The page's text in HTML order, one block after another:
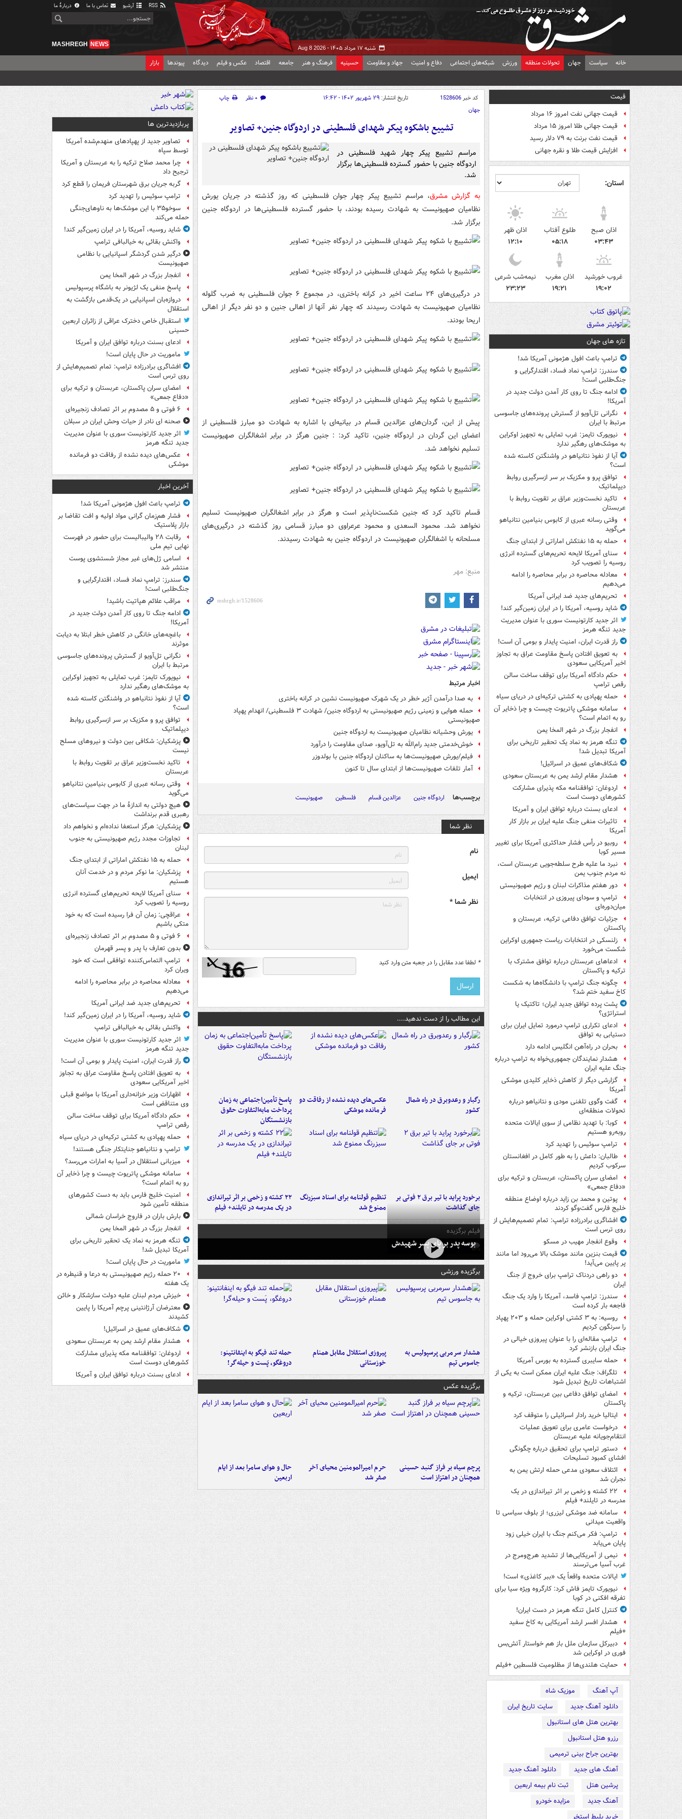
آرشیو تماس با ما دربارهٔ ما
شنبه ۱۷ مرداد ۱۴۰۵ - Aug 8 2026
MASHREGH NEWS
خانه سیاست جهان تحولات منطقه ورزش شبکه‌های اجتماعی دفاع و امنیت جهاد و مقاومت حسینیه فرهنگ و هنر جامعه اقتصاد عکس و فیلم دیدگاه پیوندها بازار
قیمت
قیمت جهانی نفت امروز ۱۶ مرداد
قیمت جهانی طلا امروز ۱۵ مرداد
قیمت نفت برنت به ۷۹ دلار رسید
افزایش قیمت طلا و نقره جهانی
استان:
اذان صبح
۰۳:۴۳
طلوع آفتاب
۰۵:۱۸
اذان ظهر
۱۲:۱۰
غروب خورشید
۱۹:۰۲
اذان مغرب
۱۹:۲۱
نیمه‌شب شرعی
۲۳:۲۳
تازه های جهان
ترامپ باعث افول هژمونی آمریکا شد!
سندرز: ترامپ نماد فساد، اقتدارگرایی و
جنگ‌طلبی است!
ادامه جنگ تا روی کار آمدن دولت جدید در
آمریکا!
نگرانی تل‌آویو از گسترش پرونده‌های جاسوسی
مرتبط با ایران
نیویورک تایمز: غرب تمایلی به تجهیز اوکراین
به موشک‌های رهگیر ندارد
آیا از نفوذ نتانیاهو در واشنگتن کاسته شده
است؟
توافق پرو و مکزیک بر سر ازسرگیری روابط
دیپلماتیک
تاکید نخست‌وزیر عراق بر تقویت روابط با
عربستان
وقتی رسانه عبری از کابوس بنیامین نتانیاهو
می‌گوید
حمله به ۱۵ نفتکش‌ اماراتی از ابتدای جنگ
سنای آمریکا لایحه تحریم‌های گسترده انرژی
روسیه را تصویب کرد
معادله محاصره در برابر محاصره را ادامه
می‌دهیم
تحریم‌های جدید ضد ایرانی آمریکا
شاید روسیه، آمریکا را در ایران زمین‌گیر کند!
اثر جدید کارتونیست سوری با عنوان مدیریت
جدید تنگه هرمز
راز قدرت ایران، امنیت پایدار و بومی آن است!
به تعویق افتادن پاسخ مقاومت عراق به تجاوز
اخیر آمریکایی سعودی
حکم دادگاه آمریکا برای توقف ساخت سالن
رقص ترامپ
حمله پهپادی به کشتی ترکیه‌ای در دریای سیاه
سامانه موشکی پاتریوت چیست و چرا ذخایر آن
رو به اتمام است؟
انفجار بزرگ در شهر المخا یمن
تنگه هرمز به نماد یک تحقیر تاریخی برای
آمریکا تبدیل شد!
شکاف‌های عمیق در اسرائیل!
هشدار مقام ارشد یمن به عربستان سعودی
اردوغان: توافقنامه مکه پذیرای مشارکت
کشورهای دوست است
ادعای بسنت درباره توافق ایران و آمریکا
تاثیرات منفی جنگ علیه ایران بر بازار کار
آمریکا
روبیو در رأس فشار حداکثری آمریکا برای تغییر
مسیر کوبا
نبرد ما علیه طرح سلطه‌جویی عربستان است،
نه مردم جنوب یمن
دور هفتم مذاکرات لبنان و رژیم صهیونیستی
ترامپ و سودای پیروزی در انتخابات
میان‌دوره‌ای
جزئیات توافق دفاعی ترکیه، عربستان و
پاکستان
زلنسکی در انتخابات ریاست جمهوری اوکراین
شکست می‌خورد
ادعاهای عربستان درباره توافق مشترک با
ترکیه و پاکستان
چگونه جنگ ترامپ با دانشگاه‌ها به شکست
کاخ سفید ختم شد؟
پشت پرده توافق جدید ایران؛ تاکتیک یا
استراتژی؟
ادعای تکراری ترامپ درمورد تمایل ایران برای
دستیابی به توافق
بحران در راه‌آهن انگلیس ادامه دارد
هشدار نمایندگان جمهوری‌خواه به ترامپ درباره
جنگ علیه ایران
گزارشی دیگر از کاهش ذخایر کلیدی موشکی
آمریکا
گفت وگوی تلفنی مودی و نتانیاهو درباره
تحولات منطقه‌ای
کوبا: با تهدید نظامی از سوی ایالات متحده
روبه‌رو هستیم
ترامپ سوئیس را تهدید کرد
طالبان: داعش را به طور کامل در افغانستان
سرکوب کردیم
امضای سران پاکستان، عربستان و ترکیه برای
«دفاع جمعی»
پوتین و محمد بن زاید درباره اوضاع منطقه
خلیج فارس گفت‌وگو کردند
افشاگری برادرزاده ترامپ: تمام تصمیم‌هایش از
روی ترس است
وقوع انفجار مهیب در مسکو
قیمت بنزین مانند موشک بالا می‌رود اما مانند
پر پایین می‌آید!
دو راهی دردناک ترامپ برای خروج از جنگ
ایران
سندرز: ترامپ فاسد، آمریکا را وارد یک جنگ
فاجعه بار کرده است
روسیه: به ۳ کشتی اوکراین حمله و ۲۰۳ پهپاد
را سرنگون کردیم
ترامپ مقاله‌ای را با عنوان پیروزی خیالی در
جنگ ایران بازنشر کرد
حمله سایبری گسترده به بورس آمریکا
تلگراف: جنگ علیه ایران ممکن است به یکی از
اشتباهات تاریخ تبدیل شود
امضای توافق دفاعی بین عربستان، ترکیه و
پاکستان
ایتالیا خرید رادار اسرائیلی را متوقف کرد
درخواست عامری برای تعویق عملیات
انتقام‌جویانه علیه عربستان
دستور ترامپ برای تحقیق درباره چگونگی
افشای کمبود تسلیحات
ائتلاف سعودی مدعی حمله ارتش یمن به
نجران شد
۲۲ کشته و زخمی بر اثر تیراندازی در یک
مدرسه در تایلند+ فیلم
سامانه ضد موشکی لیزری؛ از بلوف سیاسی تا
واقعیت میدانی
ترامپ: فکر می‌کنم جنگ با ایران خیلی زود
پایان می‌یابد
نیمی از آمریکایی‌ها از تشدید هرج‌ومرج در
غرب آسیا می‌ترسند
ایالات متحده واقعاً یک «ببر کاغذی» است!
نیویورک تایمز فاش کرد: کارگروه ویژه سیا برای
تفرقه افکنی در کوبا
کنترل کامل تنگه هرمز در دست ایران!
هشدار افسر ارشد آمریکایی به کاخ سفید
+فیلم
دبیرکل سازمان ملل باز هم خواستار آتش‌بس
فوری در اوکراین شد
حمایت هلندی‌ها از مظلومیت فلسطین +فیلم
آپ آهنگ
موزیک شاه
دانلود آهنگ جدید
سایت تاریخ ایران
بهترین هتل های استانبول
رزرو هتل استانبول
بهترین جراح بینی ترمیمی
آهنگ های جدید
دانلود آهنگ جدید
پرشین هتل
ثبت نام بیمه اربعین
آهنگ جدید
مزایده خودرو
کد خبر1528606 تاریخ انتشار: ۲۹ شهریور ۱۴۰۲ - ۱۶:۴۲ ۰ نظر
چاپ
جهان
تشییع باشکوه پیکر شهدای فلسطینی در اردوگاه جنین+ تصاویر
مراسم تشییع پیکر چهار شهید فلسطینی در
اردوگاه جنین با حضور گسترده فلسطینی‌ها برگزار
شد.
به گزارش مشرق، مراسم تشییع پیکر چهار جوان فلسطینی که روز گذشته در جریان یورش
نظامیان صهیونیست به شهادت رسیده بودند، با حضور گسترده‌ فلسطینی‌ها در اردوگاه جنین
برگزار شد.
در درگیری‌های ۲۴ ساعت اخیر در کرانه باختری، در مجموع ۶ جوان فلسطینی به ضرب گلوله
نظامیان صهیونیست به شهادت رسیدند که چهار نفر آنها از اهالی جنین و دو نفر دیگر از اهالی
اریحا بودند.
پیش از این، گردان‌های عزالدین قسام در بیانیه‌ای با اشاره به شهادت دو مبارز فلسطینی از
اعضای این گردان در اردوگاه جنین، تاکید کرد: : جنین هرگز در برابر اشغالگران صهیونیست
تسلیم نخواهد شد.
قسام تاکید کرد که جنین شکست‌ناپذیر است و هرگز در برابر اشغالگران صهیونیست تسلیم
نخواهد شد. محمود السعدی و محمود عرعراوی دو مبارز قسامی روز گذشته در درگیری‌های
مسلحانه با اشغالگران صهیونیست در اردوگاه جنین به شهادت رسیدند.
منبع: مهر
اخبار مرتبط
به صدا درآمدن آژیر خطر در یک شهرک صهیونیست نشین در کرانه باختری
حمله هوایی و زمینی رژیم صهیونیستی به اردوگاه جنین/ شهادت ۳ فلسطینی/ انهدام پهپاد
صهیونیستی
یورش وحشیانه نظامیان صهیونیست به اردوگاه جنین
خوش‌خدمتی جدید رام‌الله به تل‌آویو، صدای مقاومت را درآورد
فیلم/یورش صهیونیست‌ها به ساکنان اردوگاه جنین با بولدوزر
آمار تلفات صهیونیست‌ها از ابتدای سال تا کنون
برچسب‌ها اردوگاه جنین عزالدین قسام فلسطین صهیونیست
نظر شما
نام
ایمیل
نظر شما *
* لطفا عدد مقابل را در جعبه متن وارد کنید
این مطالب را از دست ندهید....
رگبار و رعدوبرق در راه شمال
کشور
عکس‌های دیده نشده از رفاقت دو
فرمانده‌ موشکی
پاسخ تأمین‌اجتماعی به زمان
پرداخت مابه‌التفاوت حقوق
بازنشستگان
برخورد پراید با تیر برق ۲ فوتی بر
جای گذاشت
تنظیم قولنامه برای اسناد سبزرنگ
ممنوع شد
۲۲ کشته و زخمی بر اثر تیراندازی
در یک مدرسه در تایلند+ فیلم
فیلم برگزیده
بوسه‌ پدر بر پای پسر شهیدش
برگزیده ورزشی
هشدار سرمربی پرسپولیس به
جاسوس تیم
پیروزی استقلال مقابل همنام
خوزستانی
حمله تند فیگو به اینفانتینو:
دروغگو، پَست‌ و حیله‌گر!
برگزیده عکس
پرچم سیاه بر فراز گنبد حسینی
همچنان در اهتزاز است
حرم امیرالمومنین محیای آخر
صفر شد
حال و هوای سامرا بعد از ایام
اربعین
پربازدیدترین ها
تصاویر جدید از پهپادهای منهدم‌شده آمریکا
توسط سپاه
چرا محمد صلاح ترکیه را به عربستان و آمریکا
ترجیح داد
گربه جریان برق شهرستان فریمان را قطع کرد
ترامپ سوئیس را تهدید کرد
سوخو۳۵ با این موشک‌ها به ناوهای‌جنگی
حمله می‌کند
شاید روسیه، آمریکا را در ایران زمین‌گیر کند!
واکنش بقائی به خیالبافی ترامپ
درگیر شدن گردشگر اسپانیایی با نظامی
صهیونیست
انفجار بزرگ در شهر المخا یمن
پاسخ منفی یک لژیونر به باشگاه پرسپولیس
دروازه‌بان اسپانیایی در یک‌قدمی بازگشت به
استقلال
استقبال خاص دخترک عراقی از زائران اربعین
حسینی
ادعای بسنت درباره توافق ایران و آمریکا
ماموریت در حال پایان است!
افشاگری برادرزاده ترامپ: تمام تصمیم‌هایش از
روی ترس است
امضای سران پاکستان، عربستان و ترکیه برای
«دفاع جمعی»
۶ فوتی و ۵ مصدوم بر اثر تصادف زنجیره‌ای
صحنه ای نادر از حیات وحش ایران در سبلان
اثر جدید کارتونیست سوری با عنوان مدیریت
جدید تنگه هرمز
عکس‌های دیده نشده از رفاقت دو فرمانده‌
موشکی
آخرین اخبار
ترامپ باعث افول هژمونی آمریکا شد!
فشار هم‌زمان گرانی مواد اولیه و افت تقاضا بر
بازار پلاستیک
رقابت ۲۸ والیبالیست برای حضور در فهرست
نهایی تیم ملی
اسامی ژل‌های غیر مجاز شستشوی پوست
منتشر شد
سندرز: ترامپ نماد فساد، اقتدارگرایی و
جنگ‌طلبی است!
مراقب علائم هپاتیت باشید!
ادامه جنگ تا روی کار آمدن دولت جدید در
آمریکا!
باغچه‌های خانگی در کاهش خطر ابتلا به دیابت
موثرند
نگرانی تل‌آویو از گسترش پرونده‌های جاسوسی
مرتبط با ایران
نیویورک تایمز: غرب تمایلی به تجهیز اوکراین
به موشک‌های رهگیر ندارد
آیا از نفوذ نتانیاهو در واشنگتن کاسته شده
است؟
توافق پرو و مکزیک بر سر ازسرگیری روابط
دیپلماتیک
پزشکیان: شکافی بین دولت و نیروهای مسلح
نیست
تاکید نخست‌وزیر عراق بر تقویت روابط با
عربستان
وقتی رسانه عبری از کابوس بنیامین نتانیاهو
می‌گوید
هیچ دولتی به اندازۀ ما در جهت سیاست‌های
رهبری قدم برنداشت
پزشکیان: هرگز استعفا نداده‌ام و نخواهم داد
تجاوزات مجدد رژیم صهیونیستی به جنوب
لبنان
حمله به ۱۵ نفتکش‌ اماراتی از ابتدای جنگ
پزشکیان: ما نوکر مردم و در خدمت آنان
هستیم
سنای آمریکا لایحه تحریم‌های گسترده انرژی
روسیه را تصویب کرد
عراقچی: زمان آن فرا رسیده است که به خود
متکی باشیم
۶ فوتی و ۵ مصدوم بر اثر تصادف زنجیره‌ای
بدون تعارف با پدر و پسر قهرمان
ترامپ التماس‌کننده توافقی است که خود
ویران کرد
معادله محاصره در برابر محاصره را ادامه
می‌دهیم
تحریم‌های جدید ضد ایرانی آمریکا
شاید روسیه، آمریکا را در ایران زمین‌گیر کند!
واکنش بقائی به خیالبافی ترامپ
اثر جدید کارتونیست سوری با عنوان مدیریت
جدید تنگه هرمز
راز قدرت ایران، امنیت پایدار و بومی آن است!
به تعویق افتادن پاسخ مقاومت عراق به تجاوز
اخیر آمریکایی سعودی
اظهارات وزیر خزانه‌داری آمریکا با مواضع قبلی
وی متناقض است
حکم دادگاه آمریکا برای توقف ساخت سالن
رقص ترامپ
حمله پهپادی به کشتی ترکیه‌ای در دریای سیاه
ترامپ و نتانیاهو جنایتکار جنگی هستند!
میزبانی استقلال در آسیا به امارات می‌رسد؟
سامانه موشکی پاتریوت چیست و چرا ذخایر آن
رو به اتمام است؟
امنیت خلیج فارس باید به دست کشورهای
منطقه تأمین شود
بارش باران در فاروج خراسان شمالی
انفجار بزرگ در شهر المخا یمن
تنگه هرمز به نماد یک تحقیر تاریخی برای
آمریکا تبدیل شد!
ماموریت در حال پایان است!
۲۰ حمله رژیم صهیونیستی به درعا و قنیطره در
یک هفته
خیزش مردم لبنان علیه دولت سازشکار و خائن
معترضان آرژانتینی پرچم آمریکا را پایین
کشیدند
شکاف‌های عمیق در اسرائیل!
هشدار مقام ارشد یمن به عربستان سعودی
اردوغان: توافقنامه مکه پذیرای مشارکت
کشورهای دوست است
ادعای بسنت درباره توافق ایران و آمریکا